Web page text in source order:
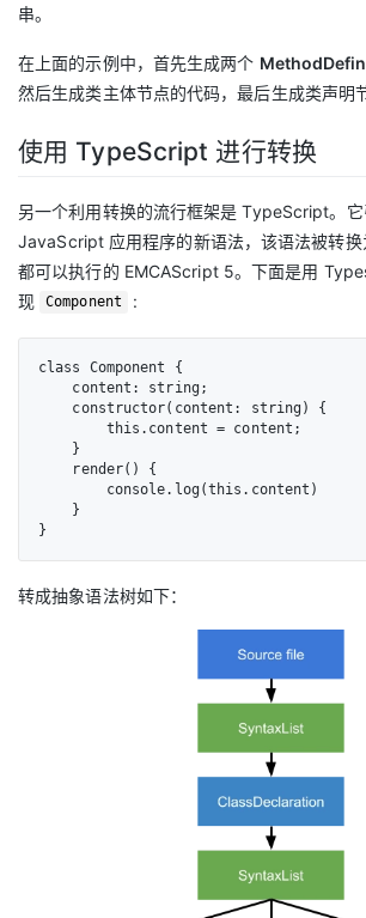
串。
在上面的示例中，首先生成两个
然后生成类主体节点的代码，最后生成类声明
使用 TypeScript 进行转换
另一个利用转换的流行框架是 TypeScript。
JavaScript 应用程序的新语法，该语法被转换
都可以执行的 EMCAScript 5。下面是用
现
Component :
class Component {
content: string;
constructor(content: string) {
this.content = content;
}
render() {
console.log(this.content)
}
}
转成抽象语法树如下：